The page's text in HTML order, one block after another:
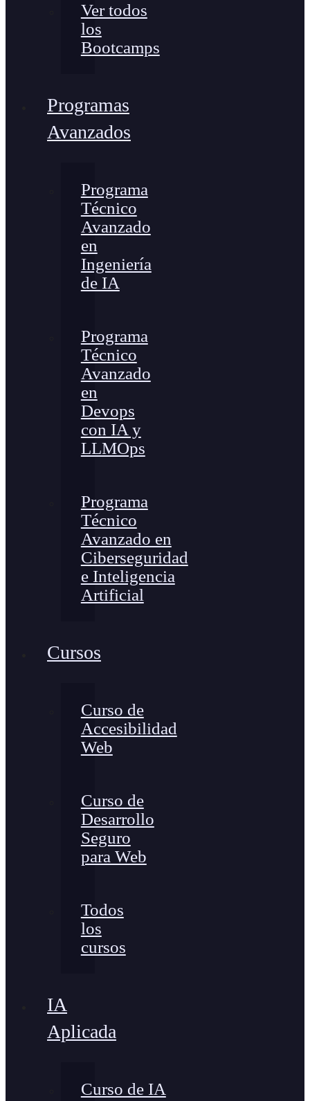
Ver todos
los
Bootcamps
Programas
Avanzados
Programa
Técnico
Avanzado
en
Ingeniería
de IA
Programa
Técnico
Avanzado
en
Devops
con IA y
LLMOps
Programa
Técnico
Avanzado en
Ciberseguridad
e Inteligencia
Artificial
Cursos
Curso de
Accesibilidad
Web
Curso de
Desarrollo
Seguro
para Web
Todos
los
cursos
IA
Aplicada
Curso de IA